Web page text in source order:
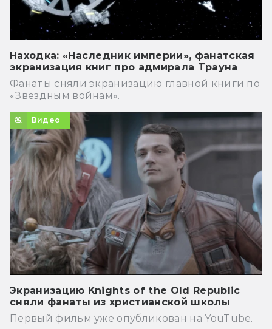
Находка: «Наследник империи», фанатская
экранизация книг про адмирала Трауна
Фанаты сняли экранизацию главной книги по
«Звёздным войнам».
Видео
Экранизацию Knights of the Old Republic
сняли фанаты из христианской школы
Первый фильм уже опубликован на YouTube.